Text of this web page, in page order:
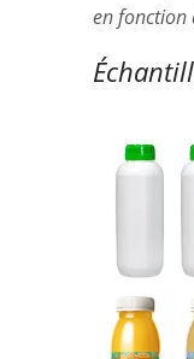
en fonction